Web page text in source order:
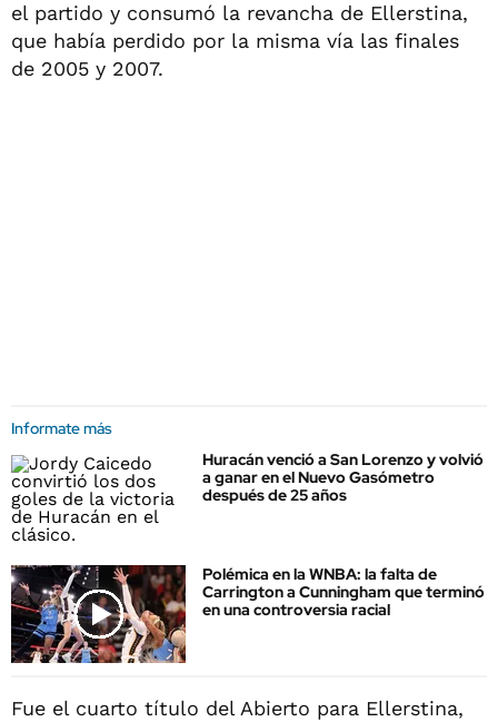
el partido y consumó la revancha de Ellerstina,
que había perdido por la misma vía las finales
de 2005 y 2007.
Informate más
Huracán venció a San Lorenzo y volvió
a ganar en el Nuevo Gasómetro
después de 25 años
Polémica en la WNBA: la falta de
Carrington a Cunningham que terminó
en una controversia racial
Fue el cuarto título del Abierto para Ellerstina,